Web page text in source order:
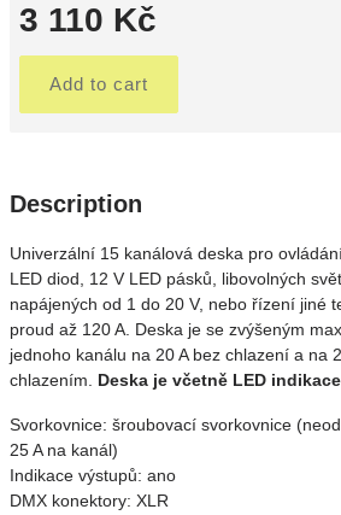
3 110 Kč
Add to cart
Description
Univerzální 15 kanálová deska pro
LED diod, 12 V LED pásků, libovolných
napájených od 1 do 20 V, nebo řízení jiné
proud až 120 A. Deska je se zvýšeným
jednoho kanálu na 20 A bez chlazení a na
chlazením. Deska je včetně LED
Svorkovnice: šroubovací svorkovnice
25 A na kanál)
Indikace výstupů: ano
DMX konektory: XLR